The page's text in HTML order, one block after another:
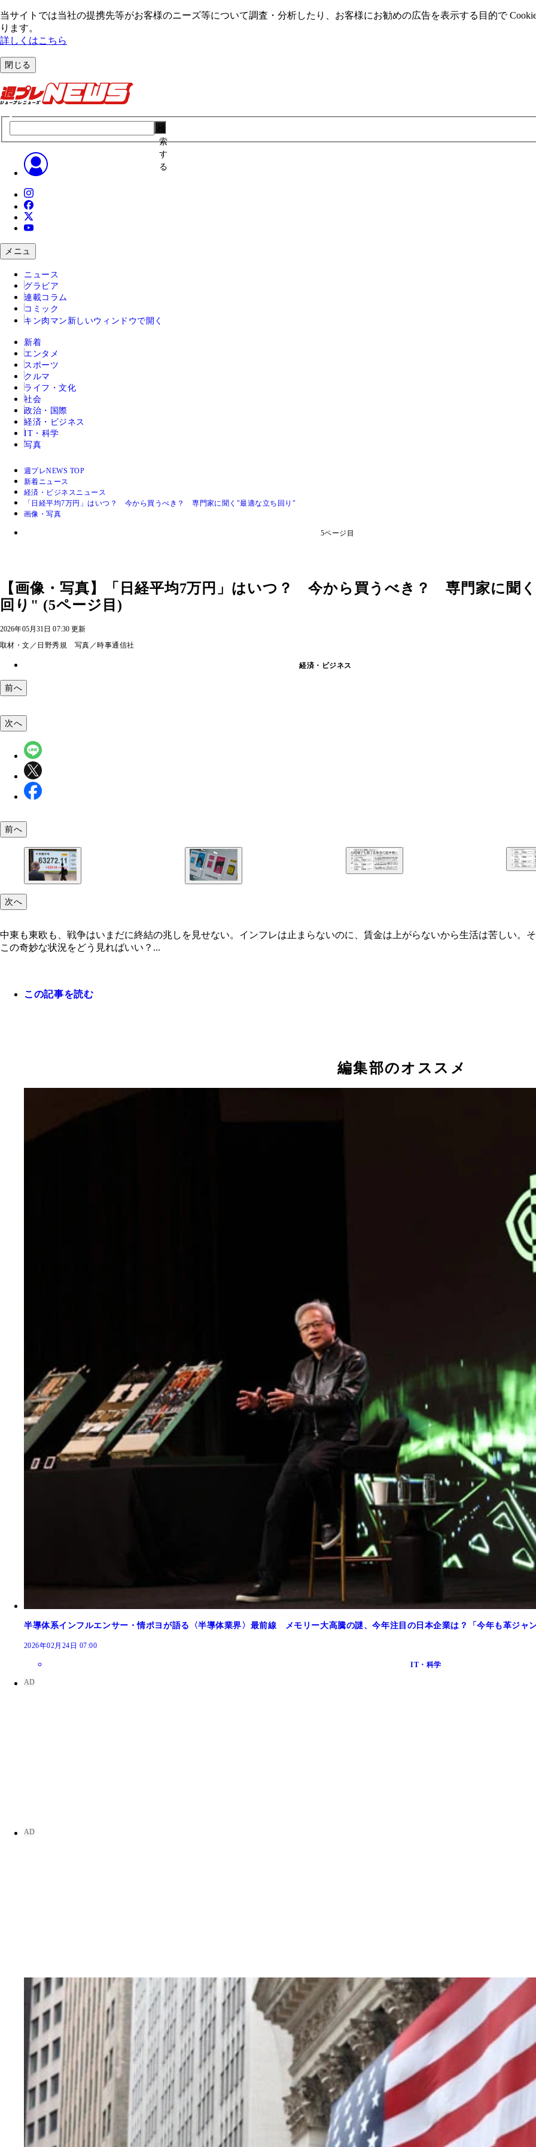
当サイトでは当社の提携先等がお客様のニーズ等について調査・分析したり、お客様にお勧めの広告を表⽰する⽬的で
ります。
詳しくはこちら
閉じる
索
す
る
メニュ
ニュース
グラビア
連載コラム
コミック
キン肉マン 新しいウィンドウで開く
新着
エンタメ
スポーツ
クルマ
ライフ・文化
社会
政治・国際
経済・ビジネス
IT・科学
写真
週プレNEWS TOP
新着ニュース
経済・ビジネスニュース
「日経平均7万円」はいつ？ 今から買うべき？ 専門家に聞く"最適な立ち回り"
画像・写真
5ページ目
【画像・写真】「日経平均7万円」はいつ？ 今から買うべき？ 専門家に聞
回り" (5ページ目)
2026年05月31日 07:30 更新
取材・文／日野秀規 写真／時事通信社
経済・ビジネス
前へ
AIブームは製造インフラまで波及。キオクシアは直近の決算で、純利益が前年同期比48倍になるとの予想を発表
＊5月18日時点のデータ。リストの企業はすべて東証プライム市場に上場している
次へ
前へ
次へ
中東も東欧も、戦争はいまだに終結の兆しを見せない。インフレは止まらないのに、賃金は上がらないから生活は苦しい。
この奇妙な状況をどう見ればいい？...
この記事を読む
編集部のオススメ
半導体系インフルエンサー・情ポヨが語る〈半導体業界〉最前線 メモリー大高騰の謎、今年注目の日本企業は？「今年も革ジャ
2026年02月24日 07:00
IT・科学